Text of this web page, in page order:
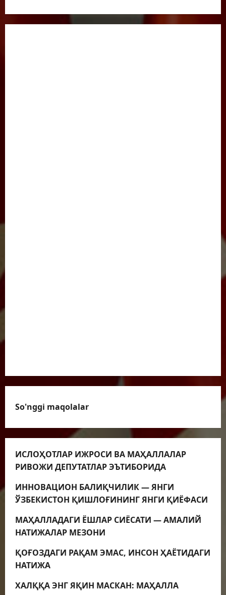
So'nggi maqolalar
ИСЛОҲОТЛАР ИЖРОСИ ВА МАҲАЛЛАЛАР
РИВОЖИ ДЕПУТАТЛАР ЭЪТИБОРИДА
ИННОВАЦИОН БАЛИҚЧИЛИК — ЯНГИ
ЎЗБЕКИСТОН ҚИШЛОҒИНИНГ ЯНГИ ҚИЁФАСИ
МАҲАЛЛАДАГИ ЁШЛАР СИЁСАТИ — АМАЛИЙ
НАТИЖАЛАР МЕЗОНИ
ҚОҒОЗДАГИ РАҚАМ ЭМАС, ИНСОН ҲАЁТИДАГИ
НАТИЖА
ХАЛҚҚА ЭНГ ЯҚИН МАСКАН: МАҲАЛЛА